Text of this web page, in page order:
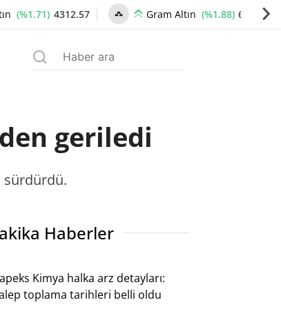
(%1.71) 4312.57 Gram Altın (%1.88) 6614.86
geriledi
sürdürdü.
Haberler
Kimya halka arz detayları:
toplama tarihleri belli oldu